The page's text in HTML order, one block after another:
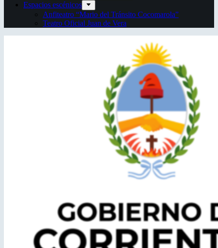
Espacios escénicos
Anfiteatro “Mario del Tránsito Cocomarola”
Teatro Oficial Juan de Vera